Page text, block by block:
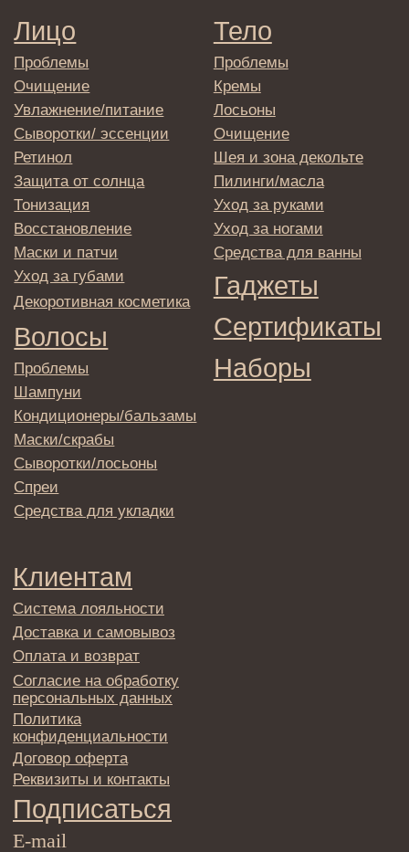
Согласие на обработку
персональных данных
Политика
конфиденциальности
Договор оферта
Подписаться
E-mail
→
Отправляя адрес электронной почты
вы соглашаетесь с политикой в отношении
обработки персональных данных